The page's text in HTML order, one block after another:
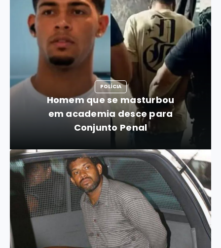
POLÍCIA
Homem que se masturbou
em academia desce para
Conjunto Penal